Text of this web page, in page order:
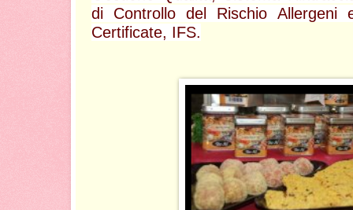
di Controllo del Rischio Allergeni
Certificate, IFS.